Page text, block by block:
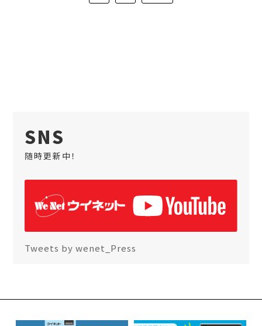
SNS
随時更新中！
Tweets by wenet_Press